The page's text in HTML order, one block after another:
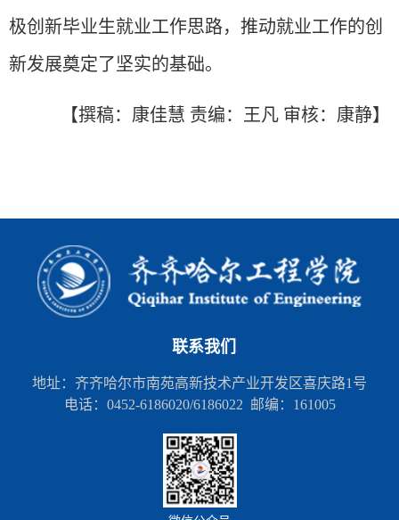
极创新毕业生就业工作思路，推动就业工作的创
新发展奠定了坚实的基础。
【撰稿：康佳慧 责编：王凡 审核：康静】
联系我们
地址：齐齐哈尔市南苑高新技术产业开发区喜庆路1号
电话：0452-6186020/6186022 邮编：161005